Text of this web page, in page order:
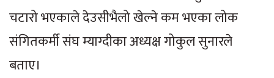
चटारो भएकाले देउसीभैलो खेल्ने कम भएका लोक
संगितकर्मी संघ म्याग्दीका अध्यक्ष गोकुल सुनारले
बताए।